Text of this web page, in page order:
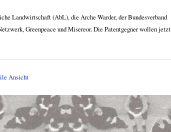
Landwirtschaft (AbL), die Arche Warder, der Bundesverband
Greenpeace und Misereor. Die Patentgegner wollen jetzt
Ansicht